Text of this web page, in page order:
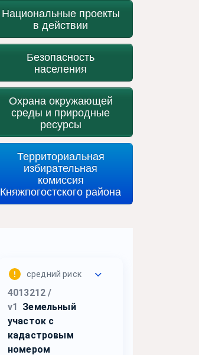
Национальные проекты
в действии
Безопасность
населения
Охрана окружающей
среды и природные
ресурсы
Территориальная
избирательная
комиссия
Княжпогостского района